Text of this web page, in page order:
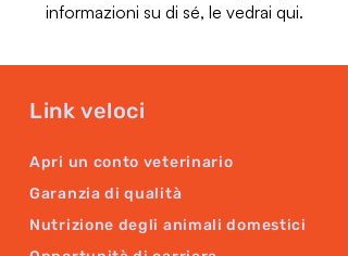
informazioni su di sé, le vedrai qui.
Link veloci
Apri un conto veterinario
Garanzia di qualità
Nutrizione degli animali domestici